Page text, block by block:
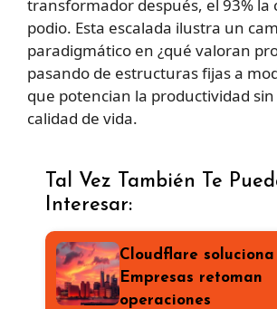
transformador después, el 93% la
podio. Esta escalada ilustra un
paradigmático en ¿qué valoran
pasando de estructuras fijas a
que potencian la productividad
calidad de vida.
Tal Vez También Te
Interesar:
Cloudflare
Empresas retoman
operaciones